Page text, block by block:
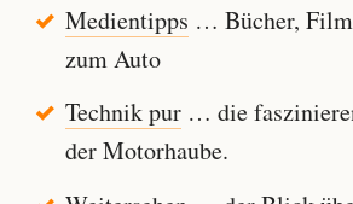
Medientipps … Bücher,
zum Auto
Technik pur… die
der Motorhaube.